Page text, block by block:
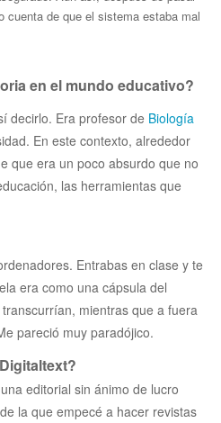
cuenta de que el sistema estaba mal
en el mundo educativo?
decirlo. Era profesor de Biología
En este contexto, alrededor
que era un poco absurdo que no
las herramientas que
Entrabas en clase y te
era como una cápsula del
mientras que a fuera
pareció muy paradójico.
editorial sin ánimo de lucro
la que empecé a hacer revistas